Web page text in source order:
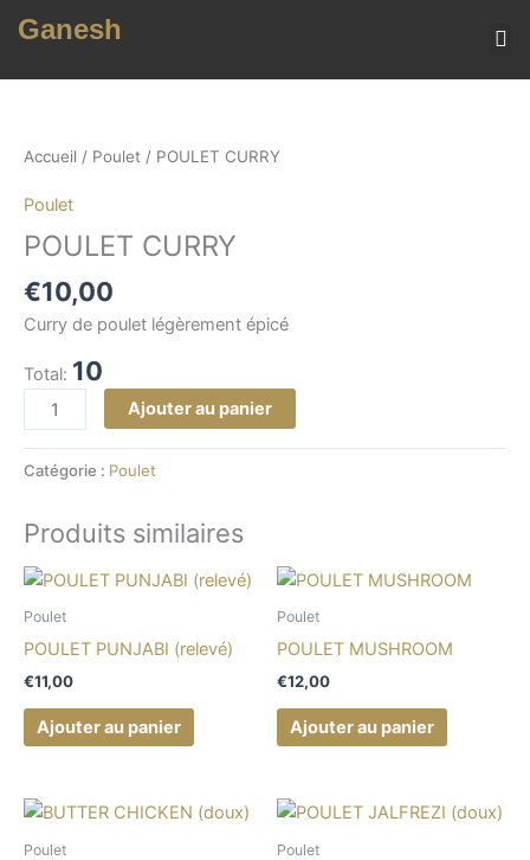
Ganesh
Accueil / Poulet / POULET CURRY
Poulet
POULET CURRY
€10,00
Curry de poulet légèrement épicé
Total: 10
POULET
Ajouter au panier
Catégorie : Poulet
Produits similaires
Poulet
POULET PUNJABI (relevé)
€11,00
Ajouter au panier
Poulet
POULET MUSHROOM
€12,00
Ajouter au panier
Poulet Poulet